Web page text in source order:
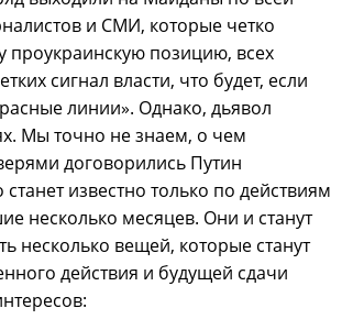
и СМИ, которые четко
проукраинскую позицию, всех
сигнал власти, что будет, если
линии». Однако, дьявол
Мы точно не знаем, о чем
договорились Путин
станет известно только по действиям
несколько месяцев. Они и станут
несколько вещей, которые станут
действия и будущей сдачи